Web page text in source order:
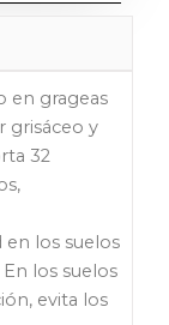
en grageas
grisáceo y
32
los suelos
los suelos
evita los